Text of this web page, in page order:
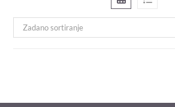
Zadano sortiranje